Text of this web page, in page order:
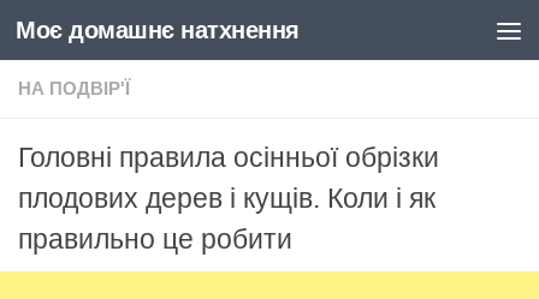
Skip to content
Моє домашнє натхнення
НА ПОДВІР'Ї
Головні правила осінньої обрізки
плодових дерев і кущів. Коли і як
правильно це робити